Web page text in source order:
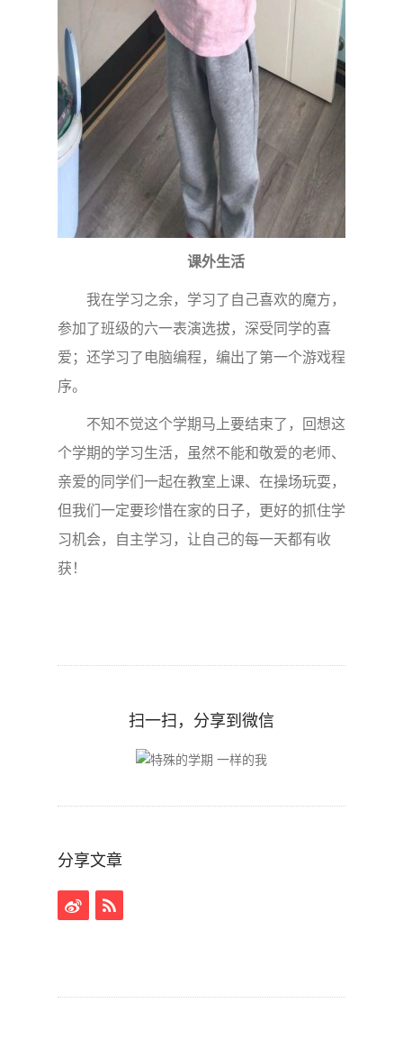
课外生活
我在学习之余，学习了自己喜欢的魔方，
参加了班级的六一表演选拔，深受同学的喜
爱；还学习了电脑编程，编出了第一个游戏程
序。
不知不觉这个学期马上要结束了，回想这
个学期的学习生活，虽然不能和敬爱的老师、
亲爱的同学们一起在教室上课、在操场玩耍，
但我们一定要珍惜在家的日子，更好的抓住学
习机会，自主学习，让自己的每一天都有收
获！
扫一扫，分享到微信
分享文章